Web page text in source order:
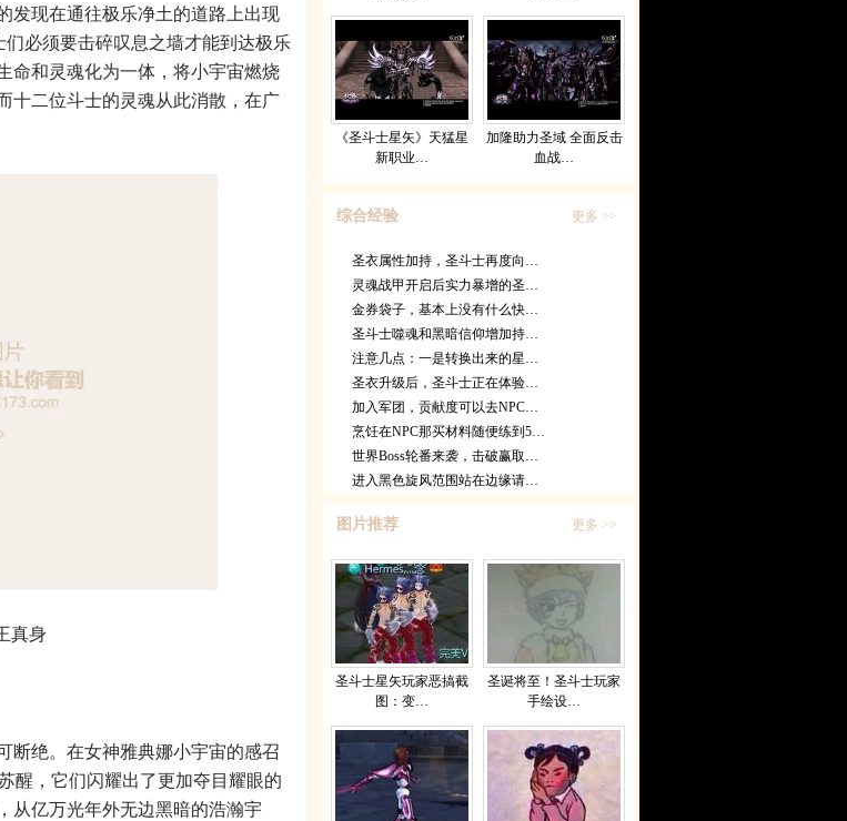
《圣斗士星矢》天猛星
新职业…
加隆助力圣域 全面反击
血战…
综合经验
圣衣属性加持，圣斗士再度向…
灵魂战甲开启后实力暴增的圣…
金券袋子，基本上没有什么快…
圣斗士噬魂和黑暗信仰增加持…
注意几点：一是转换出来的星…
圣衣升级后，圣斗士正在体验…
加入军团，贡献度可以去NPC…
烹饪在NPC那买材料随便练到5…
世界Boss轮番来袭，击破赢取…
进入黑色旋风范围站在边缘请…
更多 >>
图片推荐
圣斗士星矢玩家恶搞截
图：变…
圣诞将至！圣斗士玩家
手绘设…
更多 >>
现在通往极乐净土的道路上出现
们必须要击碎叹息之墙才能到达极乐
命和灵魂化为一体，将小宇宙燃烧
十二位斗士的灵魂从此消散，在广
真身
绝。在女神雅典娜小宇宙的感召
醒，它们闪耀出了更加夺目耀眼的
从亿万光年外无边黑暗的浩瀚宇